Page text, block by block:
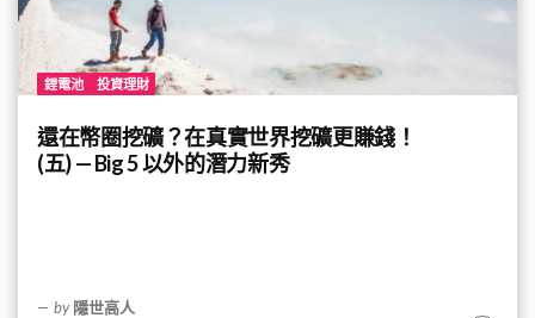
鋰電池 投資理財
還在幣圈挖礦？在真實世界挖礦更賺錢！
(五) — Big 5 以外的潛力新秀
by 隱世高人